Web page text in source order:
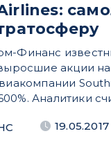
Финанс
акции
Аналитики
19.05.2017